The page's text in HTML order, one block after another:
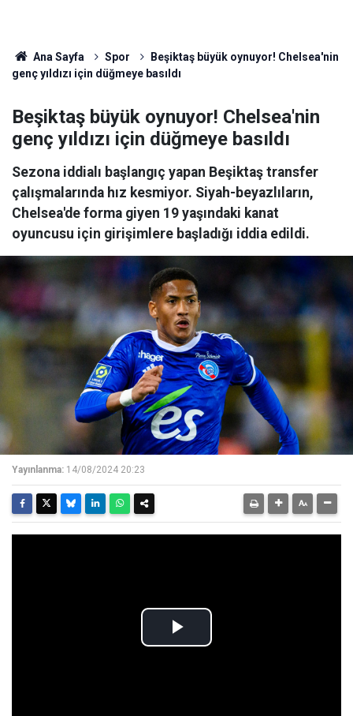
Ana Sayfa Spor
Beşiktaş büyük oynuyor! Chelsea'nin
genç yıldızı için düğmeye basıldı
Beşiktaş büyük oynuyor! Chelsea'nin
genç yıldızı için düğmeye basıldı
Sezona iddialı başlangıç yapan Beşiktaş transfer
çalışmalarında hız kesmiyor. Siyah-beyazlıların,
Chelsea'de forma giyen 19 yaşındaki kanat
oyuncusu için girişimlere başladığı iddia edildi.
Yayınlanma: 14/08/2024 20:23